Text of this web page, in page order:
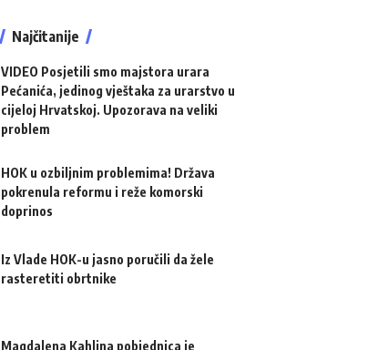
Najčitanije
VIDEO Posjetili smo majstora urara
Pećanića, jedinog vještaka za urarstvo u
cijeloj Hrvatskoj. Upozorava na veliki
problem
HOK u ozbiljnim problemima! Država
pokrenula reformu i reže komorski
doprinos
Iz Vlade HOK-u jasno poručili da žele
rasteretiti obrtnike
Magdalena Kahlina pobjednica je